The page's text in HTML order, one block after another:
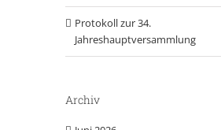
Protokoll zur 34.
Jahreshauptversammlung
Archiv